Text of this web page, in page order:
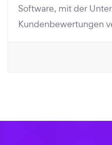
Software, mit der
Kundenbewertungen